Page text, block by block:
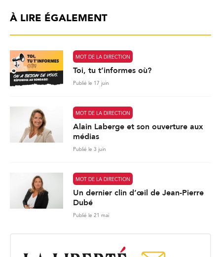
À LIRE ÉGALEMENT
MOT DE LA DIRECTION
Toi, tu t’informes où?
Publié le 17 juin
MOT DE LA DIRECTION
Alain Laberge et son ouverture aux
médias
Publié le 3 juin
MOT DE LA DIRECTION
Un dernier clin d’œil de Jean-Pierre
Dubé
Publié le 21 mai